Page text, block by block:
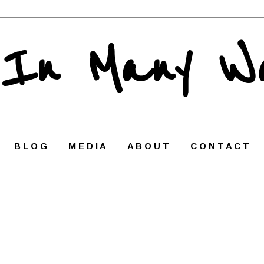
Many
B L O G M E D I A A B O U T C O N T A C T